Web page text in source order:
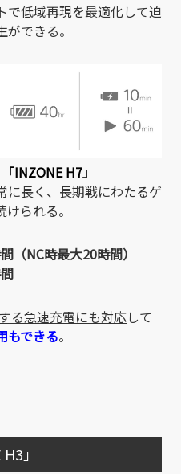
で低域再現を最適化して迫
できる。
「INZONE H7」
に長く、長期戦にわたるゲ
られる。
（NC時最大20時間）
る急速充電にも対応して
もできる。
」